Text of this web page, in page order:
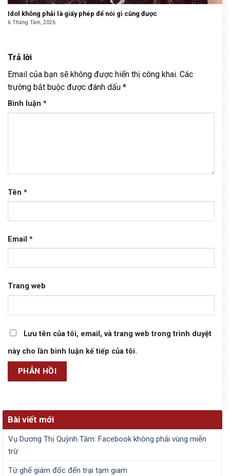
Idol không phải là giấy phép để nói gì cũng được
6 Tháng Tám, 2026
Trả lời
Email của bạn sẽ không được hiển thị công khai. Các
trường bắt buộc được đánh dấu *
Bình luận *
Tên *
Email *
Trang web
Lưu tên của tôi, email, và trang web trong trình duyệt
này cho lần bình luận kế tiếp của tôi.
Bài viết mới
Vụ Dương Thị Quỳnh Tâm: Facebook không phải vùng miễn
trừ
Từ ghế giám đốc đến trại tạm giam